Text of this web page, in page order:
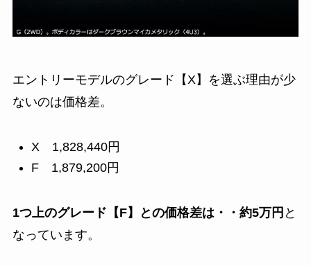
エントリーモデルのグレード【X】を選ぶ理由が少
ないのは価格差。
X 1,828,440円
F 1,879,200円
1つ上のグレード【F】との価格差は・・約5万円 と
なっています。